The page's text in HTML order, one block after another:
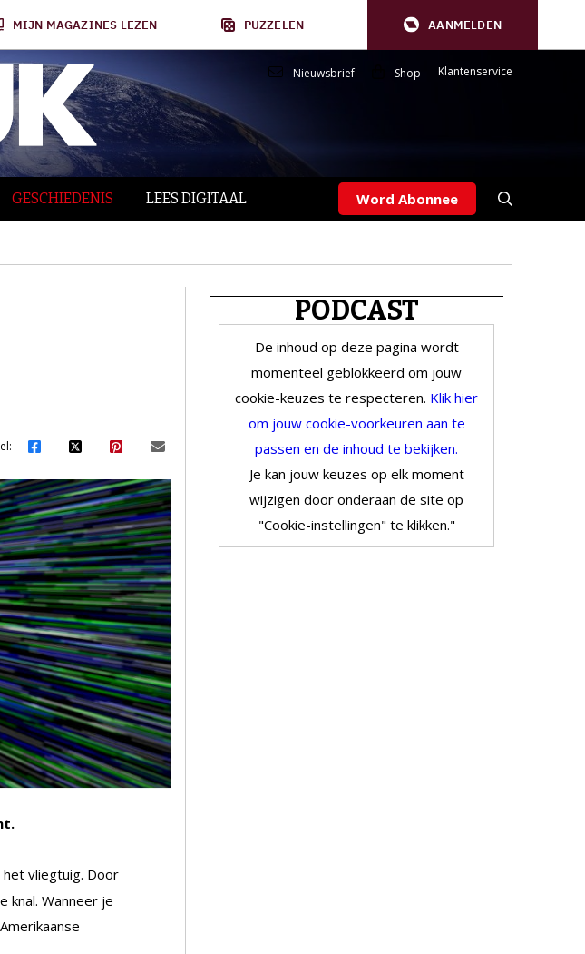
MIJN MAGAZINES LEZEN PUZZELEN AANMELDEN
Nieuwsbrief Shop Klantenservice
GESCHIEDENIS LEES DIGITAAL Word Abonnee
vliegtuig. Door
knal. Wanneer je
PODCAST
De inhoud op deze pagina wordt
momenteel geblokkeerd om jouw
cookie-keuzes te respecteren. Klik hier
om jouw cookie-voorkeuren aan te
passen en de inhoud te bekijken.
Je kan jouw keuzes op elk moment
wijzigen door onderaan de site op
"Cookie-instellingen" te klikken."